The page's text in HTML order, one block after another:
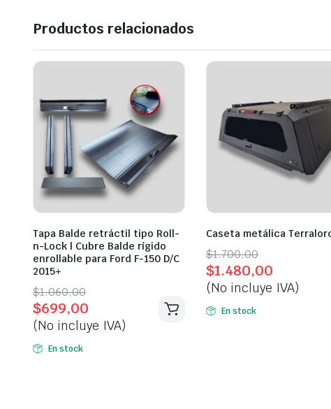
Productos relacionados
Tapa Balde retráctil tipo Roll-
n-Lock | Cubre Balde rígido
enrollable para Ford F-150 D/C
2015+
$1.060,00
Original
price
was:
$1.060,00.
$699,00
Current
price
is:
$699,00.
(No incluye IVA)
En stock
Caseta metálica
$1.700,00
Original
price
was:
$1.700,00.
$1.480,00
Current
price
is:
$1.480,00.
(No incluye IVA)
En stock